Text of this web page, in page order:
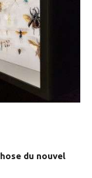
du nouvel